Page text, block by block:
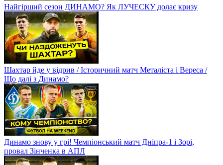
Найгірший сезон ДИНАМО? Як ЛУЧЕСКУ долає кризу
Шахтар йде у відрив / Історичний матч Металіста і Вереса /
Що далі з Динамо?
Динамо знову у грі! Чемпіонський матч Дніпра-1 і Зорі,
провал Зінченка в АПЛ